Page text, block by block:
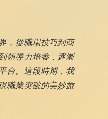
，從職場技巧到商
領導力培養，逐漸
台。這段時期，我
職業突破的美妙旅